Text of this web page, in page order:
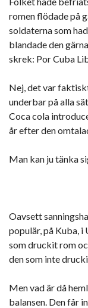
romen flödade på
soldaterna som
blandade den
skrek: Por Cuba
Nej, det var
underbar på alla
Coca cola
år efter den
Man kan ju tänka
Oavsett
populär, på Kuba, i
som druckit rom
den som inte
Men vad är då
balansen. Den får